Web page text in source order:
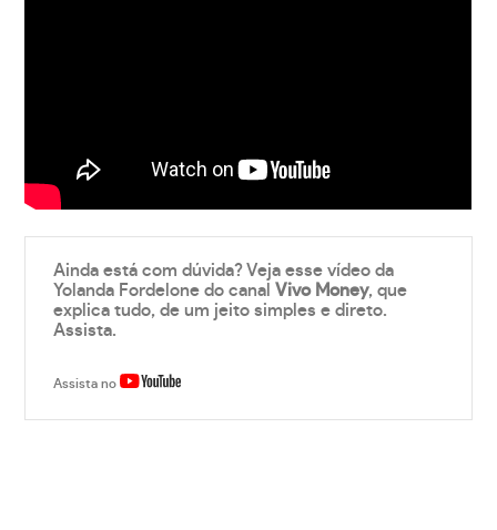
Ainda está com dúvida? Veja esse vídeo da
Yolanda Fordelone do canalVivo Money, que
explica tudo, de um jeito simples e direto.
Assista.
Assista no